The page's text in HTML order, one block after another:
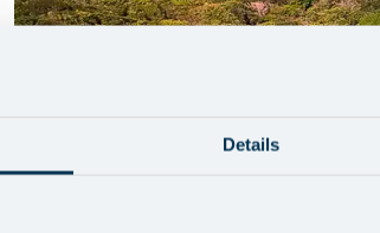
Details